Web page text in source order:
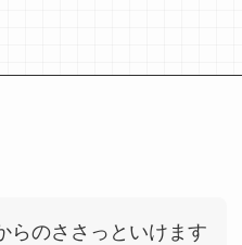
らのささっといけます